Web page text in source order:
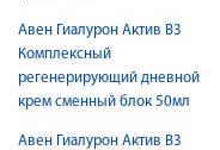
Авен Гиалурон Актив B3
Комплексный
регенерирующий дневной
крем сменный блок 50мл
Авен Гиалурон Актив B3